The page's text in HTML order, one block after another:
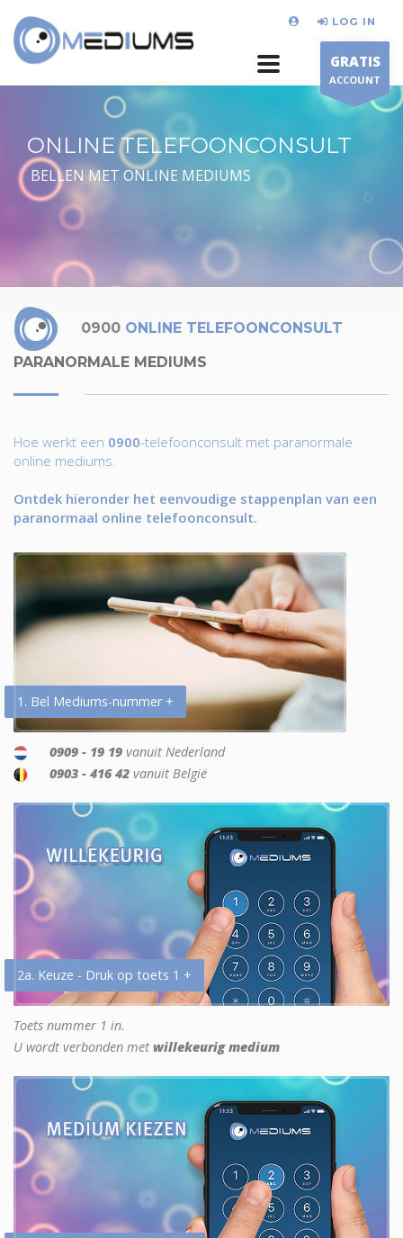
LOG IN
GRATIS
ACCOUNT
ONLINE TELEFOONCONSULT
BELLEN MET ONLINE MEDIUMS
0900 ONLINE TELEFOONCONSULT
PARANORMALE MEDIUMS
Hoe werkt een 0900-telefoonconsult met paranormale
online mediums.
Ontdek hieronder het eenvoudige stappenplan van een
paranormaal online telefoonconsult.
1. Bel Mediums-nummer +
0909 - 19 19 vanuit Nederland
0903 - 416 42 vanuit België
2a. Keuze - Druk op toets 1 +
Toets nummer 1 in.
U wordt verbonden met willekeurig medium